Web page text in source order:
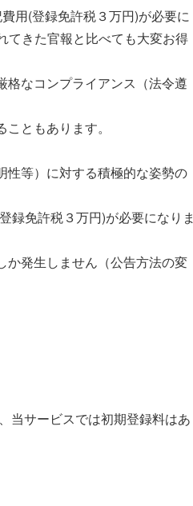
用(登録免許税３万円)が必要に
てきた官報と比べても大変お得
格なコンプライアンス（法令遵
ともあります。
性等）に対する積極的な姿勢の
録免許税３万円)が必要になりま
か発生しません（公告方法の変
当サービスでは初期登録料はあ